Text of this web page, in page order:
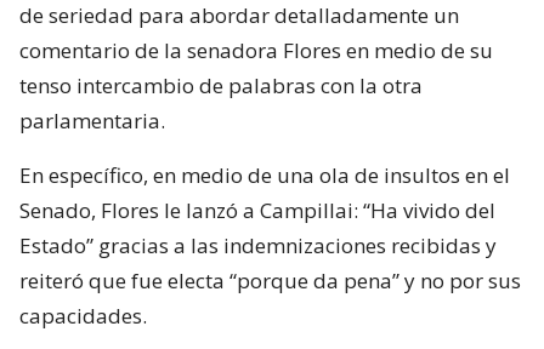
de seriedad para abordar detalladamente un
comentario de la senadora Flores en medio de su
tenso intercambio de palabras con la otra
parlamentaria.
En específico, en medio de una ola de insultos en el
Senado, Flores le lanzó a Campillai: “Ha vivido del
Estado” gracias a las indemnizaciones recibidas y
reiteró que fue electa “porque da pena” y no por sus
capacidades.